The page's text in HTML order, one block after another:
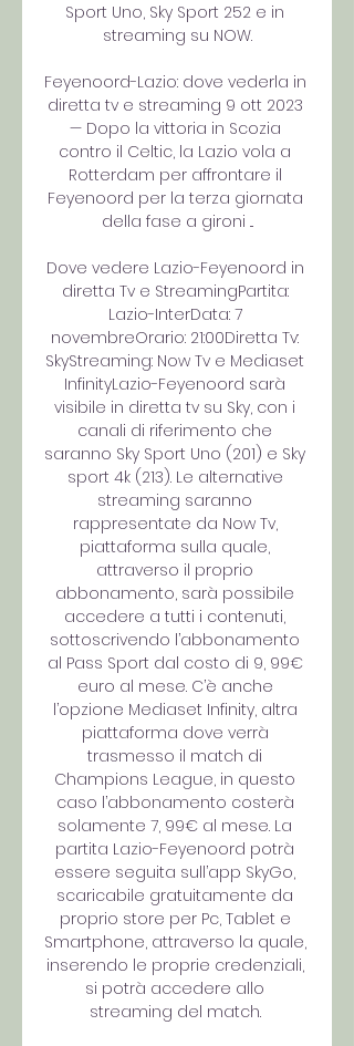
Sport Uno, Sky Sport 252 e in
streaming su NOW.
Feyenoord-Lazio: dove vederla in
diretta tv e streaming 9 ott 2023
— Dopo la vittoria in Scozia
contro il Celtic, la Lazio vola a
Rotterdam per affrontare il
Feyenoord per la terza giornata
della fase a gironi ...
Dove vedere Lazio-Feyenoord in
diretta Tv e StreamingPartita:
Lazio-InterData: 7
novembreOrario: 21:00Diretta Tv:
SkyStreaming: Now Tv e Mediaset
InfinityLazio-Feyenoord sarà
visibile in diretta tv su Sky, con i
canali di riferimento che
saranno Sky Sport Uno (201) e Sky
sport 4k (213). Le alternative
streaming saranno
rappresentate da Now Tv,
piattaforma sulla quale,
attraverso il proprio
abbonamento, sarà possibile
accedere a tutti i contenuti,
sottoscrivendo l’abbonamento
al Pass Sport dal costo di 9, 99€
euro al mese. C’è anche
l’opzione Mediaset Infinity, altra
piattaforma dove verrà
trasmesso il match di
Champions League, in questo
caso l’abbonamento costerà
solamente 7, 99€ al mese. La
partita Lazio-Feyenoord potrà
essere seguita sull’app SkyGo,
scaricabile gratuitamente da
proprio store per Pc, Tablet e
Smartphone, attraverso la quale,
inserendo le proprie credenziali,
si potrà accedere allo
streaming del match.